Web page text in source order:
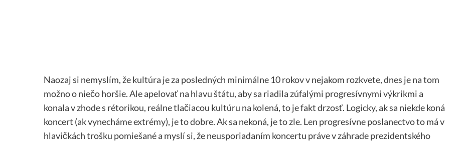
Naozaj si nemyslím, že kultúra je za posledných minimálne 10 rokov v nejakom rozkvete, dnes je na tom
možno o niečo horšie. Ale apelovať na hlavu štátu, aby sa riadila zúfalými progresívnymi výkrikmi a
konala v zhode s rétorikou, reálne tlačiacou kultúru na kolená, to je fakt drzosť. Logicky, ak sa niekde koná
koncert (ak vynecháme extrémy), je to dobre. Ak sa nekoná, je to zle. Len progresívne poslanectvo to má v
hlavičkách trošku pomiešané a myslí si, že neusporiadaním koncertu práve v záhrade prezidentského